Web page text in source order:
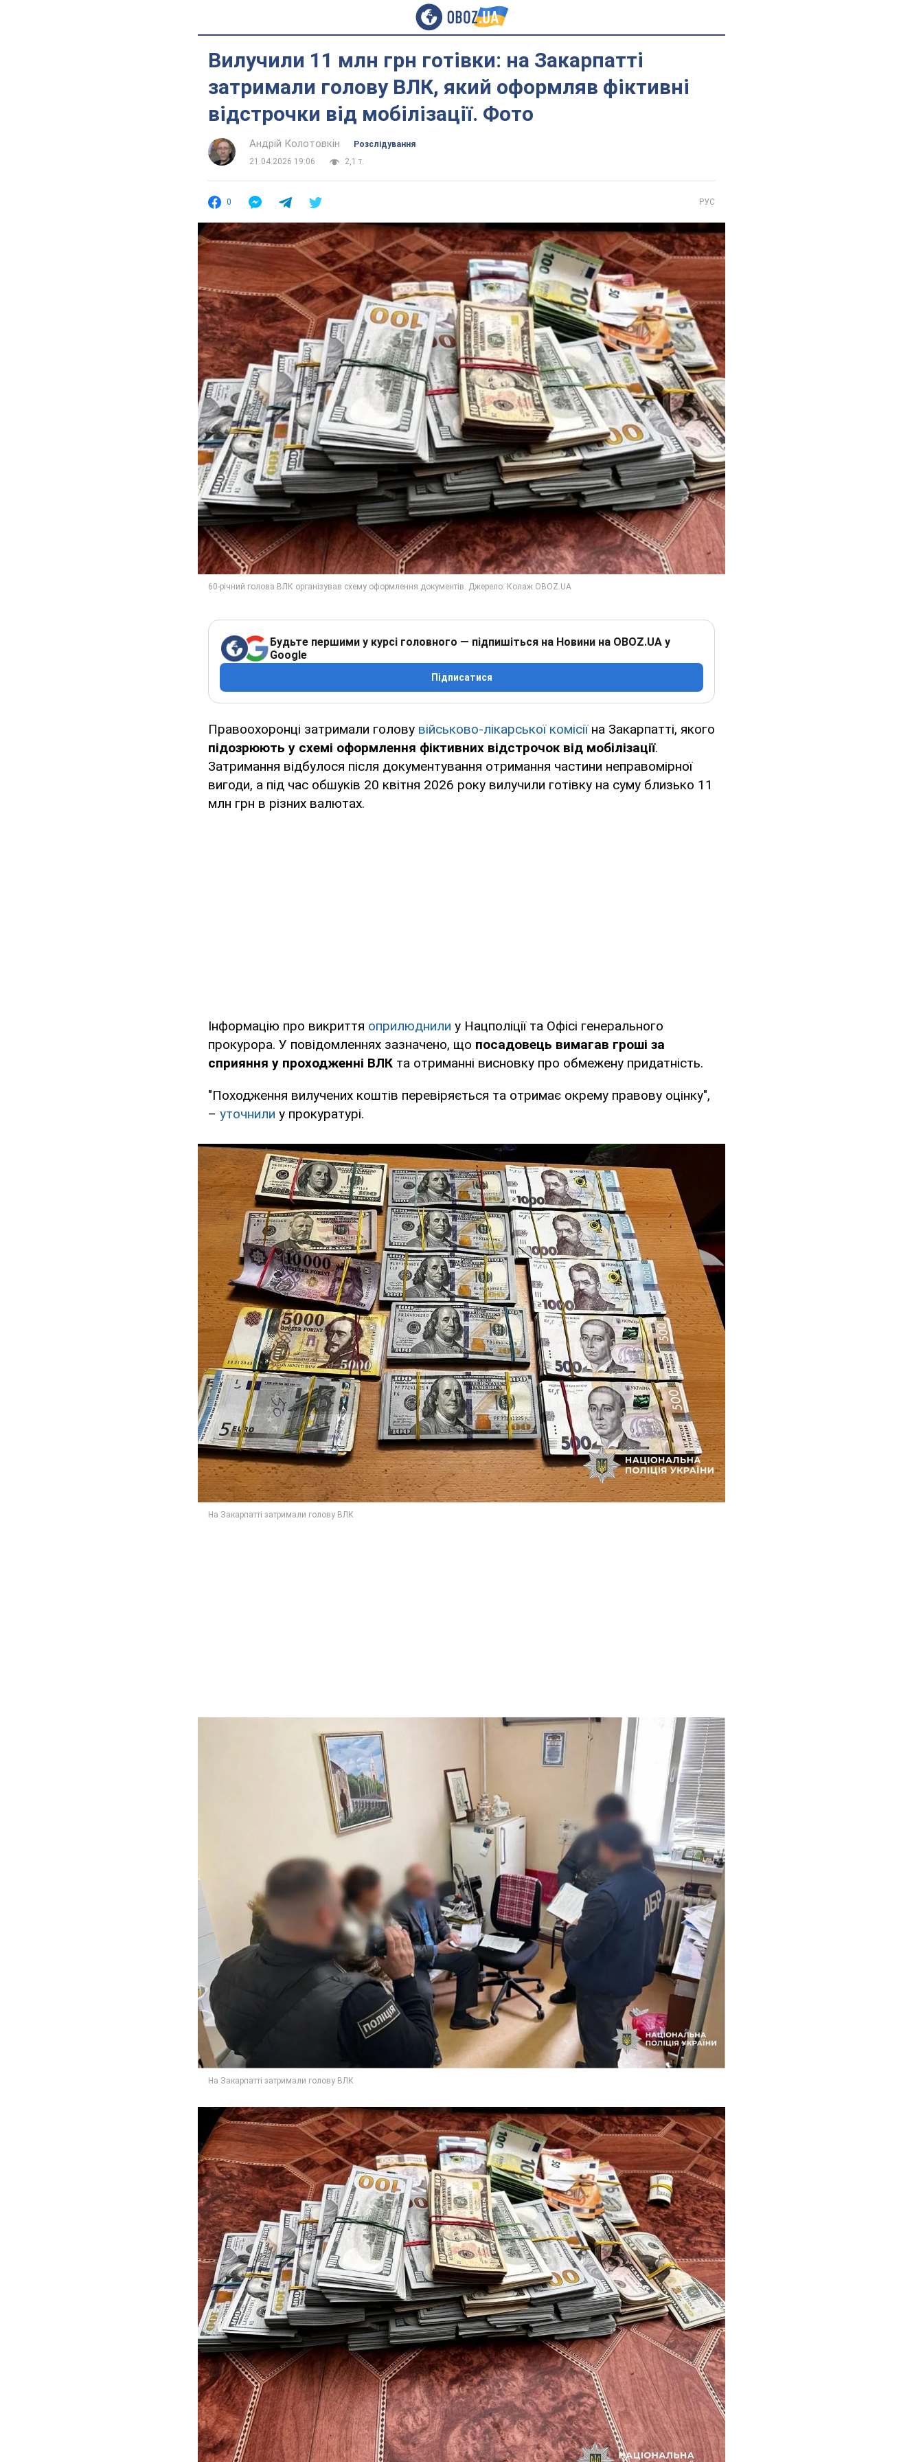
Вилучили 11 млн грн готівки: на Закарпатті
затримали голову ВЛК, який оформляв фіктивні
відстрочки від мобілізації. Фото
Андрій Колотовкін
Розслідування
21.04.2026 19:06
2,1 т.
0 РУС
Будьте першими у курсі головного — підпишіться на Новини на OBOZ.UA у
Google
Підписатися
Правоохоронці затримали голову військово-лікарської комісіїна Закарпатті, якого
підозрюють у схемі оформлення фіктивних відстрочок від мобілізації.
Затримання відбулося після документування отримання частини неправомірної
вигоди, а під час обшуків 20 квітня 2026 року вилучили готівку на суму близько 11
млн грн в різних валютах.
Інформацію про викриття оприлюднили у Нацполіції та Офісі генерального
прокурора. У повідомленнях зазначено, що посадовець вимагав гроші за
сприяння у проходженні ВЛК та отриманні висновку про обмежену придатність.
"Походження вилучених коштів перевіряється та отримає окрему правову оцінку",
– уточнили у прокуратурі.